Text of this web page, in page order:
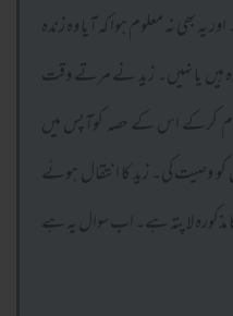
یہ بھی نہ معلوم ہوا کہ آیا وہ زندہ
ہیں یا نہیں۔ زید نے مرتے وقت
کرکے اس کے حصہ کوآپس میں
کو وصیت کی۔ زید کا انتقال ہوئے
لا پتہ ہے۔ اب سوال یہ ہے